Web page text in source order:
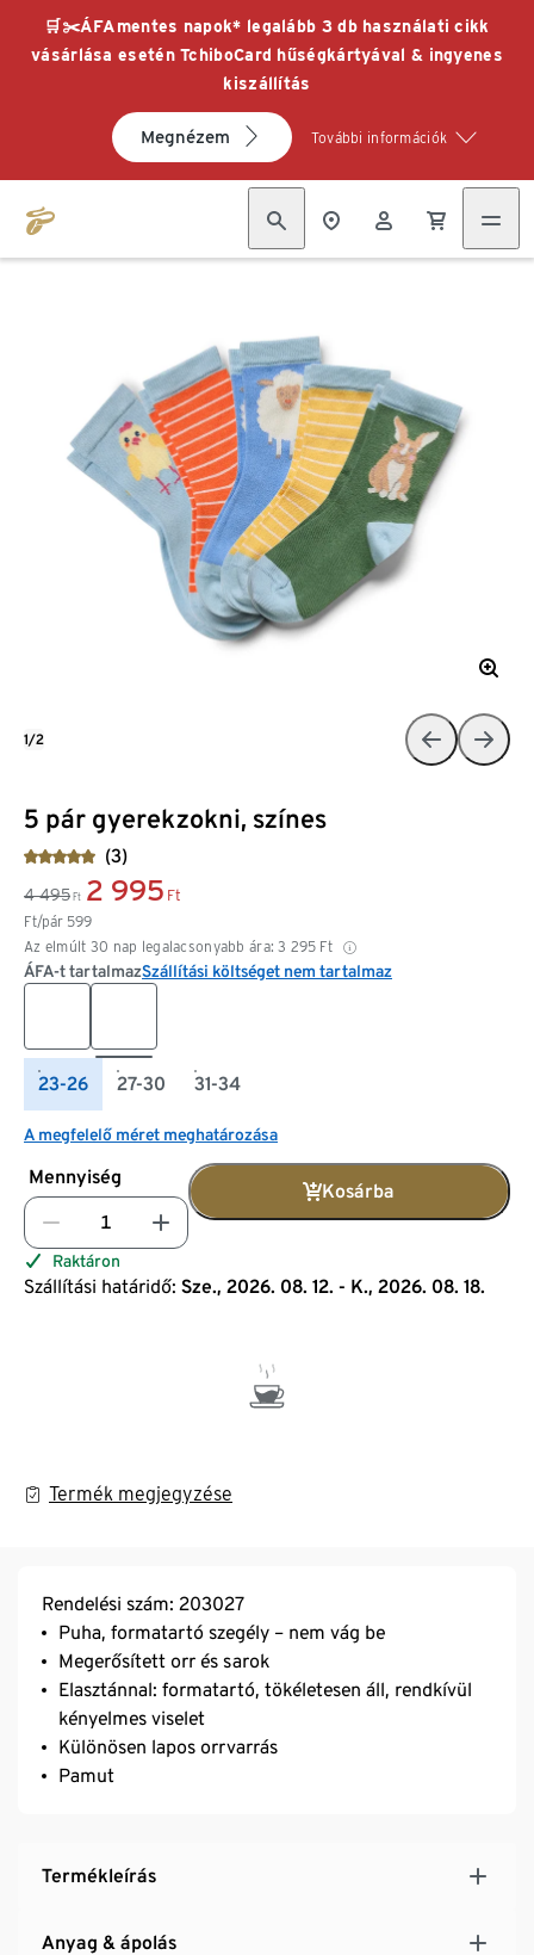
🛒✂️ÁFAmentes napok* legalább 3 db használati cikk
vásárlása esetén TchiboCard hűségkártyával & ingyenes
kiszállítás
Megnézem További információk
5 pár gyerekzokni, színes
(3)
4 495 Ft 2 995 Ft
Ft/pár 599
Az elmúlt 30 nap legalacsonyabb ára: 3 295 Ft
ÁFA-t tartalmazSzállítási költséget nem tartalmaz
23-26 27-30 31-34
A megfelelő méret meghatározása
Mennyiség
Kosárba
Raktáron
Szállítási határidő: Sze., 2026. 08. 12. - K., 2026. 08. 18.
Termék megjegyzése
1/2
Rendelési szám: 203027
Puha, formatartó szegély – nem vág be
Megerősített orr és sarok
Elasztánnal: formatartó, tökéletesen áll, rendkívül
kényelmes viselet
Különösen lapos orrvarrás
Pamut
Termékleírás
Anyag & ápolás